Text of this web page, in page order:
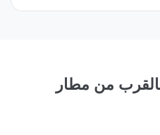
من مطار